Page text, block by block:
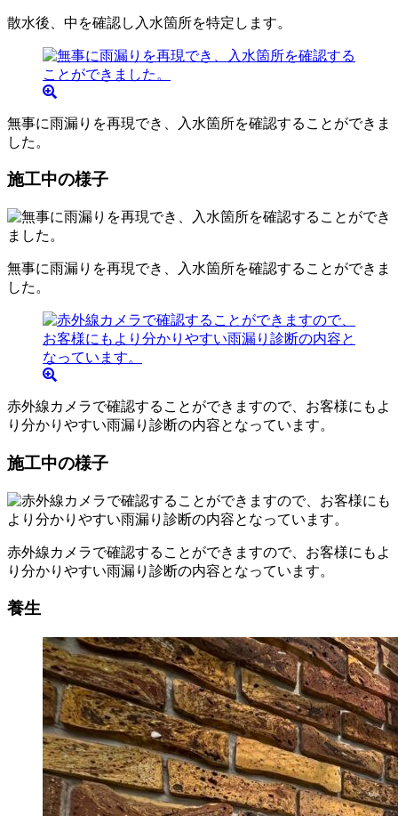
散水後、中を確認し入水箇所を特定します。
無事に雨漏りを再現でき、入水箇所を確認することができま
した。
施工中の様子
無事に雨漏りを再現でき、入水箇所を確認することができま
した。
赤外線カメラで確認することができますので、お客様にもよ
り分かりやすい雨漏り診断の内容となっています。
施工中の様子
赤外線カメラで確認することができますので、お客様にもよ
り分かりやすい雨漏り診断の内容となっています。
養生